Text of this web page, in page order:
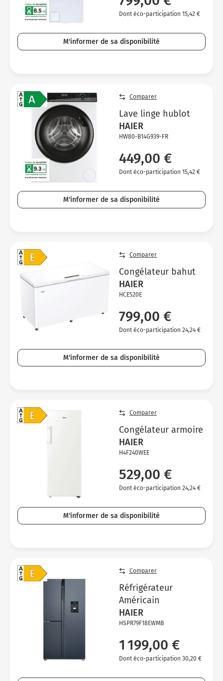
Dont éco-participation 15,42 €
M'informer de sa disponibilité
Comparer
Lave linge hublot
HAIER
HW80-B14G939-FR
449,00 €
Dont éco-participation 15,42 €
M'informer de sa disponibilité
Comparer
Congélateur bahut
HAIER
HCE520E
799,00 €
Dont éco-participation 24,24 €
M'informer de sa disponibilité
Comparer
Congélateur armoire
HAIER
H4F240WEE
529,00 €
Dont éco-participation 24,24 €
M'informer de sa disponibilité
Comparer
Réfrigérateur
Américain
HAIER
HSPR79F18EWMB
1 199,00 €
Dont éco-participation 30,20 €